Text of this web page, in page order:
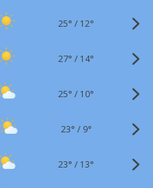
25° / 12°
27° / 14°
25° / 10°
23° / 9°
23° / 13°